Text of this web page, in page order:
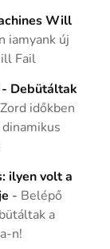
Will
iamyank új
Fail
- Debütáltak
Zord időkben
ilyen volt a
- Belépő
a
n!